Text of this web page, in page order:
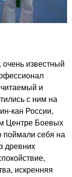
известный
и
с ним на
кан России,
Центре Боевых
поймали себя на
древних
искренняя